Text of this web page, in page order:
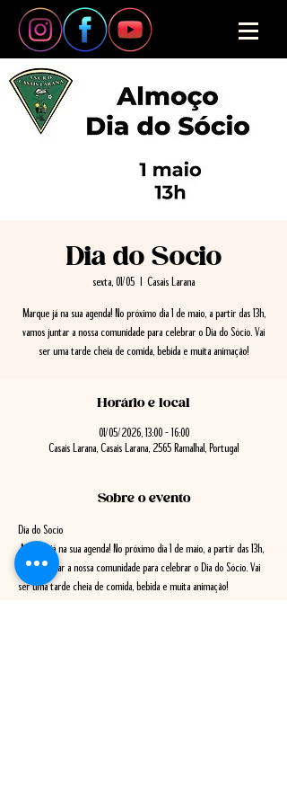
Dia do Socio
sexta, 01/05 Casais Larana
Marque já na sua agenda! No próximo dia 1 de maio, a partir das 13h,
vamos juntar a nossa comunidade para celebrar o Dia do Sócio. Vai
ser uma tarde cheia de comida, bebida e muita animação!
Horário e local
01/05/2026, 13:00 – 16:00
Casais Larana, Casais Larana, 2565 Ramalhal, Portugal
Sobre o evento
Dia do Socio
Marque já na sua agenda! No próximo dia 1 de maio, a partir das 13h,
vamos juntar a nossa comunidade para celebrar o Dia do Sócio. Vai
ser uma tarde cheia de comida, bebida e muita animação!